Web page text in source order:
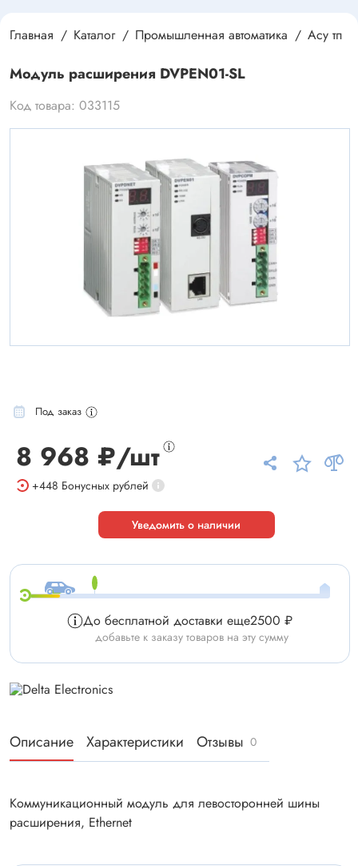
Главная Каталог Промышленная автоматика Асу тп
Модуль расширения DVPEN01-SL
Код товара: 033115
Под заказ
8 968 ₽/шт
+448 Бонусных рублей
Уведомить о наличии
До бесплатной доставки еще2500 ₽
добавьте к заказу товаров на эту сумму
Описание Характеристики Отзывы 0
Коммуникационный модуль для левосторонней шины
расширения, Ethernet